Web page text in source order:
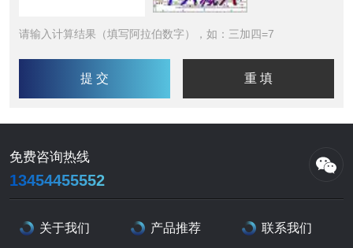
请输入计算结果（填写阿拉伯数字），如：三加四=7
免费咨询热线
13454455552
关于我们 产品推荐 联系我们